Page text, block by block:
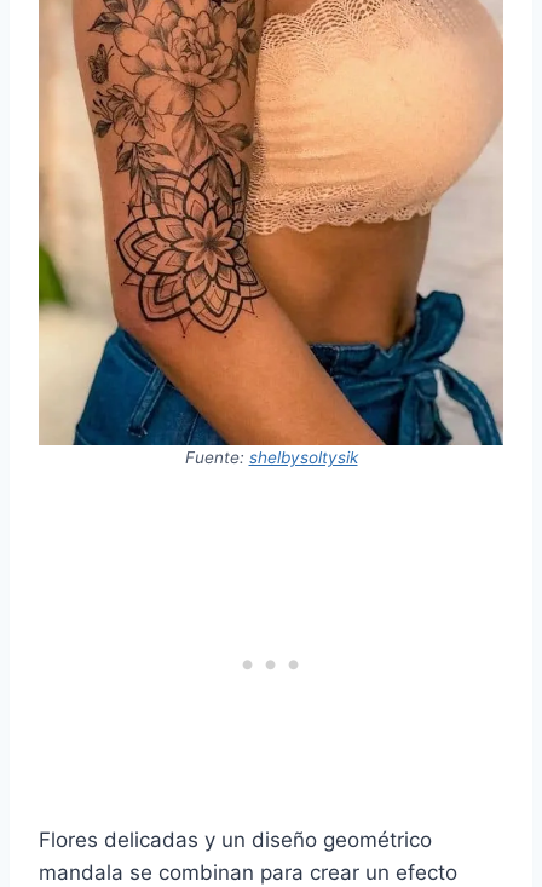
Fuente: shelbysoltysik
Flores delicadas y un diseño geométrico
mandala se combinan para crear un efecto